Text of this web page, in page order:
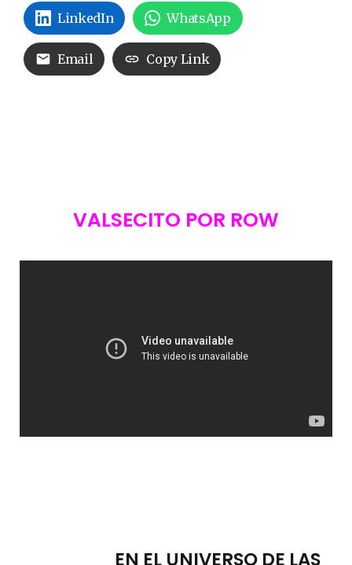
LinkedIn WhatsApp
Email Copy Link
VALSECITO POR ROW
EN EL UNIVERSO DE LAS